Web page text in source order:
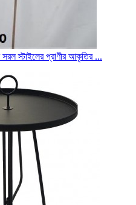
স্টাইলের প্রাণীর আকৃতির ...